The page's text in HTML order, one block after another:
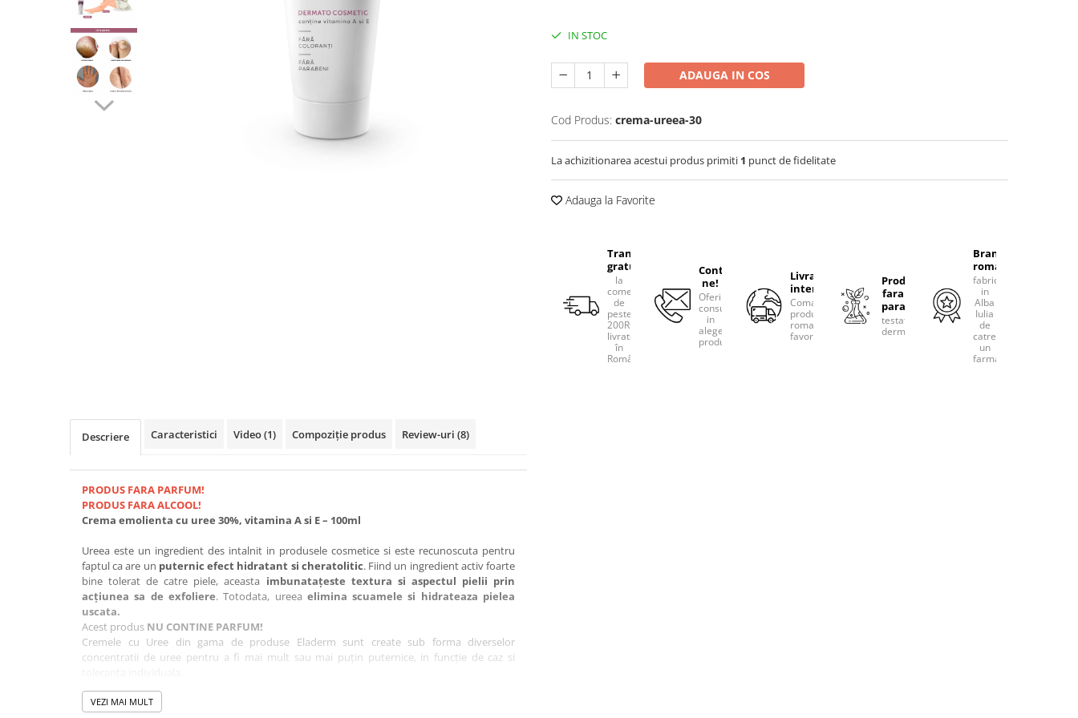
Produse pentru curatare
Creme Emoliente
Creme cu Uree
Produse pentru pete pigmentare
Evidence skincare
IN STOC
ADAUGA IN COS
Cod Produs: crema-ureea-30
La achizitionarea acestui produs primiti 1 punct de fidelitate
Adauga la Favorite
Transport
gratuit
la
comenzile
de
peste
200RON,
livrate
în
România
Contacteaza-
ne!
Oferim
consultanta
in
alegerea
produselor
Livram
international
Comanda
produsele
romanesti
favorite!
Produse
fara
parabeni
testate
dermatologic
Brand
romanesc
fabricat
in
Alba
Iulia
de
catre
un
farmacist
Descriere Caracteristici Video(1) Compoziție produs Review-uri (8)
PRODUS FARA PARFUM!
PRODUS FARA ALCOOL!
Crema emolienta cu uree 30%, vitamina A si E – 100ml
Ureea este un ingredient des intalnit in produsele cosmetice si este recunoscuta pentru
faptul ca are un puternic efect hidratant si cheratolitic. Fiind un ingredient activ foarte
bine tolerat de catre piele, aceasta imbunatațeste textura si aspectul pielii prin
acțiunea sa de exfoliere. Totodata, ureea elimina scuamele si hidrateaza pielea
uscata.
Acest produs NU CONTINE PARFUM!
Cremele cu Uree din gama de produse Eladerm sunt create sub forma diverselor
concentratii de uree pentru a fi mai mult sau mai puțin puternice, in funcție de caz si
In timp ce cremele cu uree 2% si 10% pot fi folosite de doua ori pe zi, pe maini sau pe corp,
VEZI MAI MULT